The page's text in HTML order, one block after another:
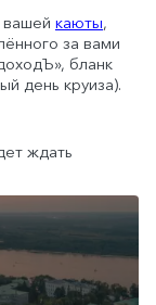
вашей каюты,
за вами
бланк
день круиза).
ждать